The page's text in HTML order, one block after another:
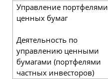
Управление портфелями
ценных бумаг
Деятельность по
управлению ценными
бумагами (портфелями
частных инвесторов)